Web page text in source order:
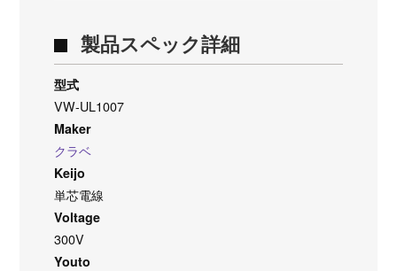
製品スペック詳細
型式
VW-UL1007
Maker
クラベ
Keijo
単芯電線
Voltage
300V
Youto